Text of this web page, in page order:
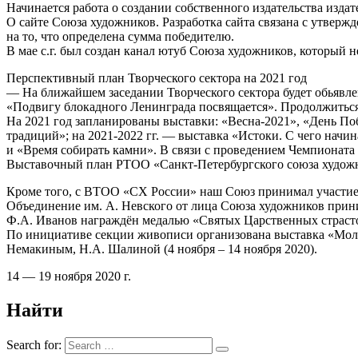
Начинается работа о создании собственного издательства
О сайте Союза художников. Разработка сайта связана с
на то, что определена сумма победителю.
В мае с.г. был создан канал ютуб Союза художников, который
Перспективный план Творческого сектора на 2021 год
— На ближайшем заседании Творческого сектора будет
«Подвигу блокадного Ленинграда посвящается».
На 2021 год запланированы выставки: «Весна-2021», «День
традиций»; на 2021-2022 гг. — выставка «Истоки. С чего
и «Время собирать камни». В связи с проведением
Выставочный план РТОО «Санкт-Петербургского союза
Кроме того, с ВТОО «СХ России» наш Союз принимал участие
Объединение им. А. Невского от лица Союза художников
Ф.А. Иванов награждён медалью «Святых Царственных
По инициативе секции живописи организована выставка
Немакиным, Н.А. Шалиной (4 ноября – 14 ноября 2020).
14 — 19 ноября 2020 г.
Найти
Search for: